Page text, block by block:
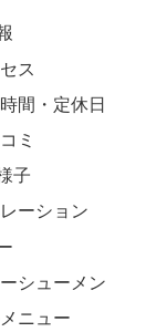
ス
間・定休日
ミ
子
ーション
シューメン
ニュー